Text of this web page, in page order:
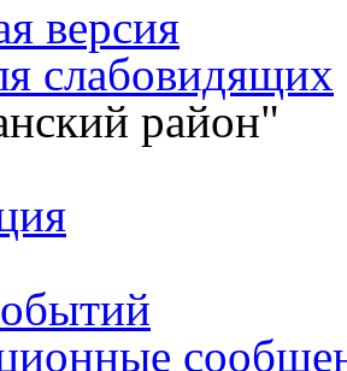
версия
слабовидящих
район"